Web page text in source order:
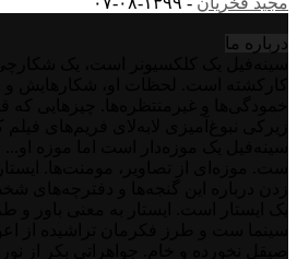
درباره‌ ما